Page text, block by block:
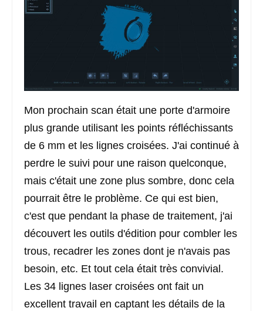
Mon prochain scan était une porte d'armoire
plus grande utilisant les points réfléchissants
de 6 mm et les lignes croisées. J'ai continué à
perdre le suivi pour une raison quelconque,
mais c'était une zone plus sombre, donc cela
pourrait être le problème. Ce qui est bien,
c'est que pendant la phase de traitement, j'ai
découvert les outils d'édition pour combler les
trous, recadrer les zones dont je n'avais pas
besoin, etc. Et tout cela était très convivial.
Les 34 lignes laser croisées ont fait un
excellent travail en captant les détails de la